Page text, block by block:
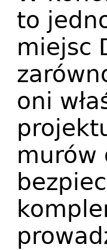
to
miejsc
oni
murów